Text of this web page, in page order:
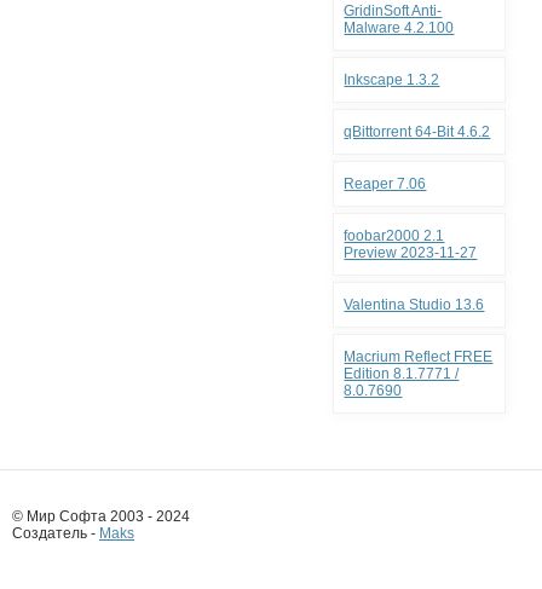
GridinSoft Anti-
Malware 4.2.100
Inkscape 1.3.2
qBittorrent 64-Bit 4.6.2
Reaper 7.06
foobar2000 2.1
Preview 2023-11-27
Valentina Studio 13.6
Macrium Reflect FREE
Edition 8.1.7771 /
8.0.7690
© Мир Софта 2003 - 2024
Создатель - Maks